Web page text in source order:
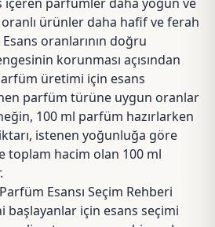
oranlı ürünler daha hafif ve ferah
oranlarının doğru
korunması açısından
üretimi için esans
parfüm türüne uygun oranlar
100 ml parfüm hazırlarken
istenen yoğunluğa göre
toplam hacim olan 100 ml
Esansı Seçim Rehberi
başlayanlar için esans seçimi